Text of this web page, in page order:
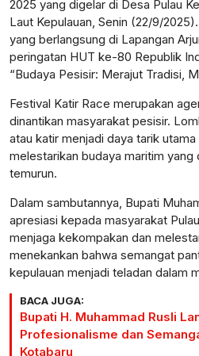
2025 yang digelar di Desa Pulau
Laut Kepulauan, Senin (22/9/
yang berlangsung di Lapangan
peringatan HUT ke-80 Republik
“Budaya Pesisir: Merajut Tradisi,
Festival Katir Race merupakan
dinantikan masyarakat pesisir.
atau katir menjadi daya tarik
melestarikan budaya maritim
temurun.
Dalam sambutannya, Bupati
apresiasi kepada masyarakat
menjaga kekompakan dan
menekankan bahwa semangat
kepulauan menjadi teladan dalam
BACA JUGA:
Bupati H. Muhammad Rusli
Profesionalisme dan
Kotabaru